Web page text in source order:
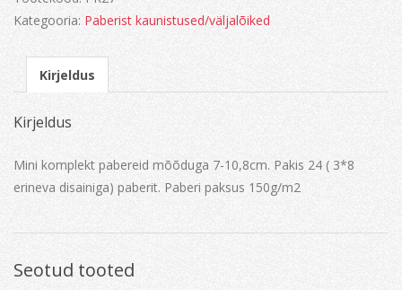
Kategooria: Paberist kaunistused/väljalõiked
Kirjeldus
Kirjeldus
Mini komplekt pabereid mõõduga 7-10,8cm. Pakis 24 ( 3*8
erineva disainiga) paberit. Paberi paksus 150g/m2
Seotud tooted